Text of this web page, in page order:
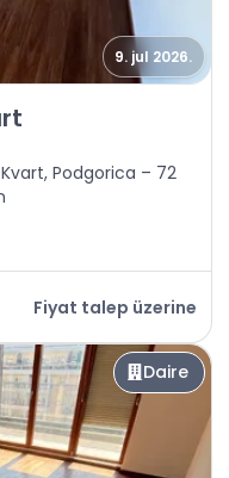
9. jul 2026.
Kvart
Podgorica – 72
Fiyat talep üzerine
Daire